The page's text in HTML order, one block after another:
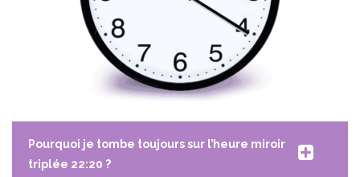
Pourquoi je tombe toujours sur l’heure miroir
triplée 22:20 ?